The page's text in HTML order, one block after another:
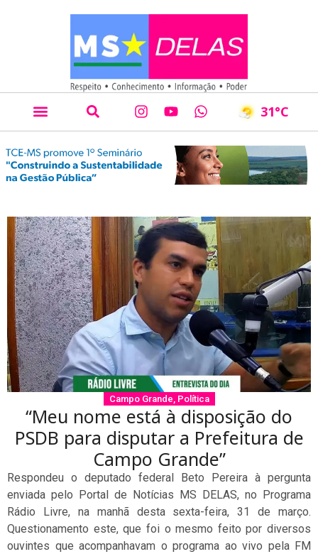
31°C
Campo Grande, Política
“Meu nome está à disposição do
PSDB para disputar a Prefeitura de
Campo Grande”
Respondeu o deputado federal Beto Pereira à pergunta
enviada pelo Portal de Notícias MS DELAS, no Programa
Rádio Livre, na manhã desta sexta-feira, 31 de março.
Questionamento este, que foi o mesmo feito por diversos
ouvintes que acompanhavam o programa ao vivo pela FM